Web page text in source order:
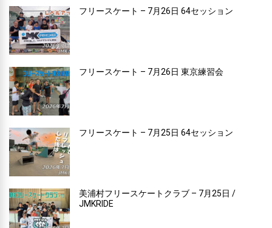
フリースケート – 7月26日 64セッション
フリースケート – 7月26日 東京練習会
フリースケート – 7月25日 64セッション
美浦村フリースケートクラブ – 7月25日 /
JMKRIDE